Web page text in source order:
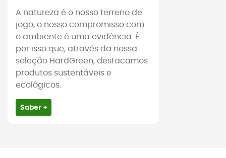
A natureza é o nosso terreno de
jogo, o nosso compromisso com
o ambiente é uma evidência. É
por isso que, através da nossa
seleção HardGreen, destacamos
produtos sustentáveis e
ecológicos.
Saber +